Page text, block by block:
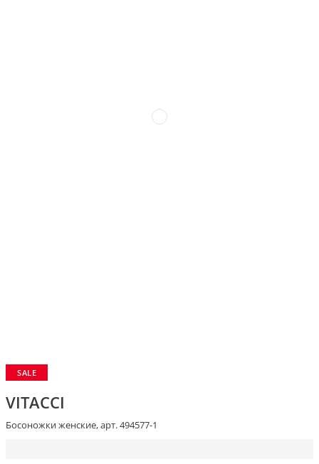
SALE
VITACCI
Босоножки женские, арт. 494577-1